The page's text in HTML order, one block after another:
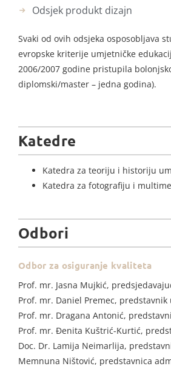
Odsjek produkt dizajn
Svaki od ovih odsjeka osposobljava
evropske kriterije umjetničke
2006/2007 godine pristupila
diplomski/master – jedna godina).
Katedre
Katedra za teoriju i historiju
Katedra za fotografiju i
Odbori
Odbor za osiguranje kvaliteta
Prof. mr. Jasna Mujkić,
Prof. mr. Daniel Premec, predstavnik
Prof. mr. Dragana Antonić,
Prof. mr. Đenita Kuštrić-Kurtić,
Doc. Dr. Lamija Neimarlija,
Memnuna Ništović, predstavnica